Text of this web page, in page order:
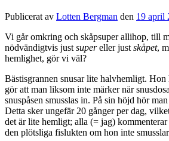
Publicerat av Lotten Bergman den 19 april
Vi går omkring och skåpsuper allihop, till
nödvändigtvis just supereller just skåpet,
hemlighet, gör vi väl?
Bästisgrannen snusar lite halvhemligt.
gör att man liksom inte märker när
snuspåsen smusslas in. På sin höjd hör
Detta sker ungefär 20 gånger per dag,
det är lite hemligt; alla (= jag) kommenterar
den plötsliga fislukten om hon inte